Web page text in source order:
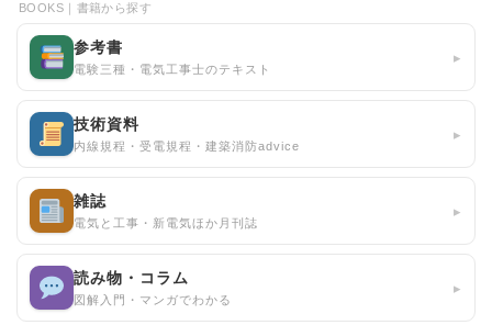
BOOKS｜書籍から探す
参考書
電験三種・電気工事士のテキスト
▸
技術資料
内線規程・受電規程・建築消防advice
▸
雑誌
電気と工事・新電気ほか月刊誌
▸
読み物・コラム
図解入門・マンガでわかる
▸